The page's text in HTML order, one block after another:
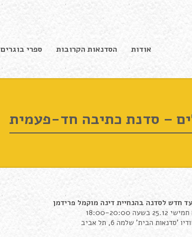
אודות הסדנאות הקרובות ספרי בוגרים
– סדנת כתיבה חד-פעמית
חדש לסדנה בהנחיית דינה מוקמל פרידמן
בשעה 18:00-20:00
'סדנאות הבית' שלמה 6, תל אביב